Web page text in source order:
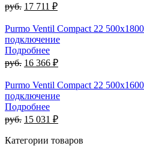
руб. 17 711 ₽
Purmo Ventil Compact 22
подключение
Подробнее
руб. 16 366 ₽
Purmo Ventil Compact 22
подключение
Подробнее
руб. 15 031 ₽
Категории товаров